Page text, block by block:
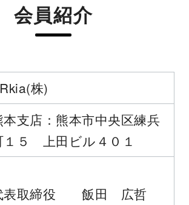
会員紹介
株)
本支店：熊本市中央区練兵
１５ 上田ビル４０１
表取締役 飯田 広哲